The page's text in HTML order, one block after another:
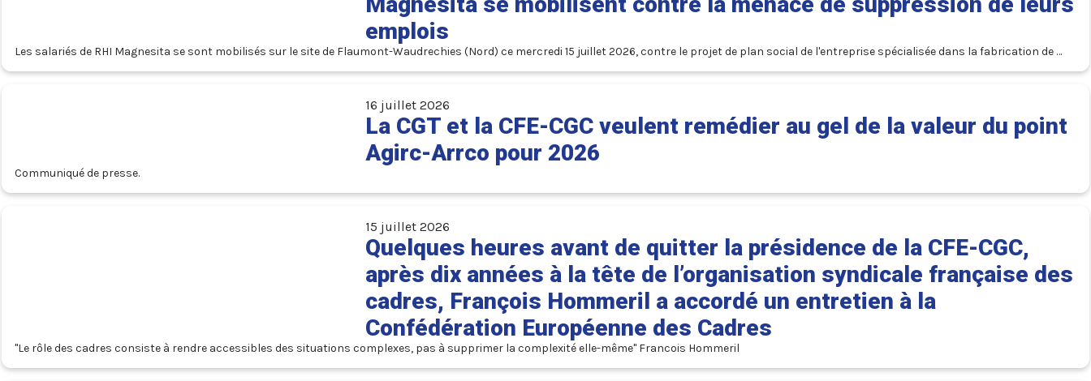
emplois
Les salariés de RHI Magnesita se sont mobilisés sur le site de Flaumont-Waudrechies (Nord) ce mercredi 15 juillet 2026, contre le projet de plan social de l'entreprise spécialisée dans la fabrication de
16 juillet 2026
La CGT et la CFE-CGC veulent remédier au gel de la valeur du point
Agirc-Arrco pour 2026
Communiqué de presse.
15 juillet 2026
Quelques heures avant de quitter la présidence de la CFE-CGC,
après dix années à la tête de l’organisation syndicale française des
cadres, François Hommeril a accordé un entretien à la
Confédération Européenne des Cadres